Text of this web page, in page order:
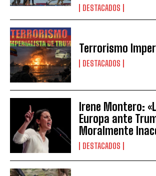
DESTACADOS
Terrorismo
DESTACADOS
Irene Montero:
Europa ante
Moralmente
DESTACADOS